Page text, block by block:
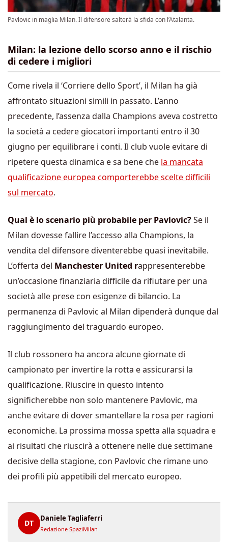
Pavlovic in maglia Milan. Il difensore salterà la sfida con l’Atalanta.
Milan: la lezione dello scorso anno e il rischio
di cedere i migliori
Come rivela il ‘Corriere dello Sport’, il Milan ha già
affrontato situazioni simili in passato. L’anno
precedente, l’assenza dalla Champions aveva costretto
la società a cedere giocatori importanti entro il 30
giugno per equilibrare i conti. Il club vuole evitare di
ripetere questa dinamica e sa bene che la mancata
qualificazione europea comporterebbe scelte difficili
sul mercato.
Qual è lo scenario più probabile per Pavlovic?Se il
Milan dovesse fallire l’accesso alla Champions, la
vendita del difensore diventerebbe quasi inevitabile.
L’offerta del Manchester United rappresenterebbe
un’occasione finanziaria difficile da rifiutare per una
società alle prese con esigenze di bilancio. La
permanenza di Pavlovic al Milan dipenderà dunque dal
raggiungimento del traguardo europeo.
Il club rossonero ha ancora alcune giornate di
campionato per invertire la rotta e assicurarsi la
qualificazione. Riuscire in questo intento
significherebbe non solo mantenere Pavlovic, ma
anche evitare di dover smantellare la rosa per ragioni
economiche. La prossima mossa spetta alla squadra e
ai risultati che riuscirà a ottenere nelle due settimane
decisive della stagione, con Pavlovic che rimane uno
dei profili più appetibili del mercato europeo.
DT
Daniele Tagliaferri
Redazione SpaziMilan